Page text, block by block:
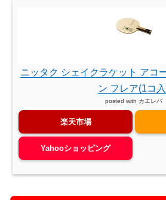
ニッタク シェイクラケット アコ
ン フレア(1コ
posted with カエレバ
楽天市場
Yahooショッピング